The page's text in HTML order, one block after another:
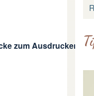
zum Ausdrucken